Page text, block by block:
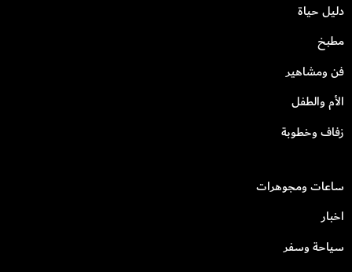
دليل حياة
مطبخ
فن ومشاهير
الأم والطفل
زفاف وخطوبة
ساعات ومجوهرات
اخبار
سياحة وسفر